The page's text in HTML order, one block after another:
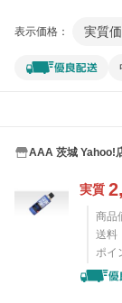
表示価格： 実質
AAA 茨城 Yahoo!
実質
商品
送料
ポイ